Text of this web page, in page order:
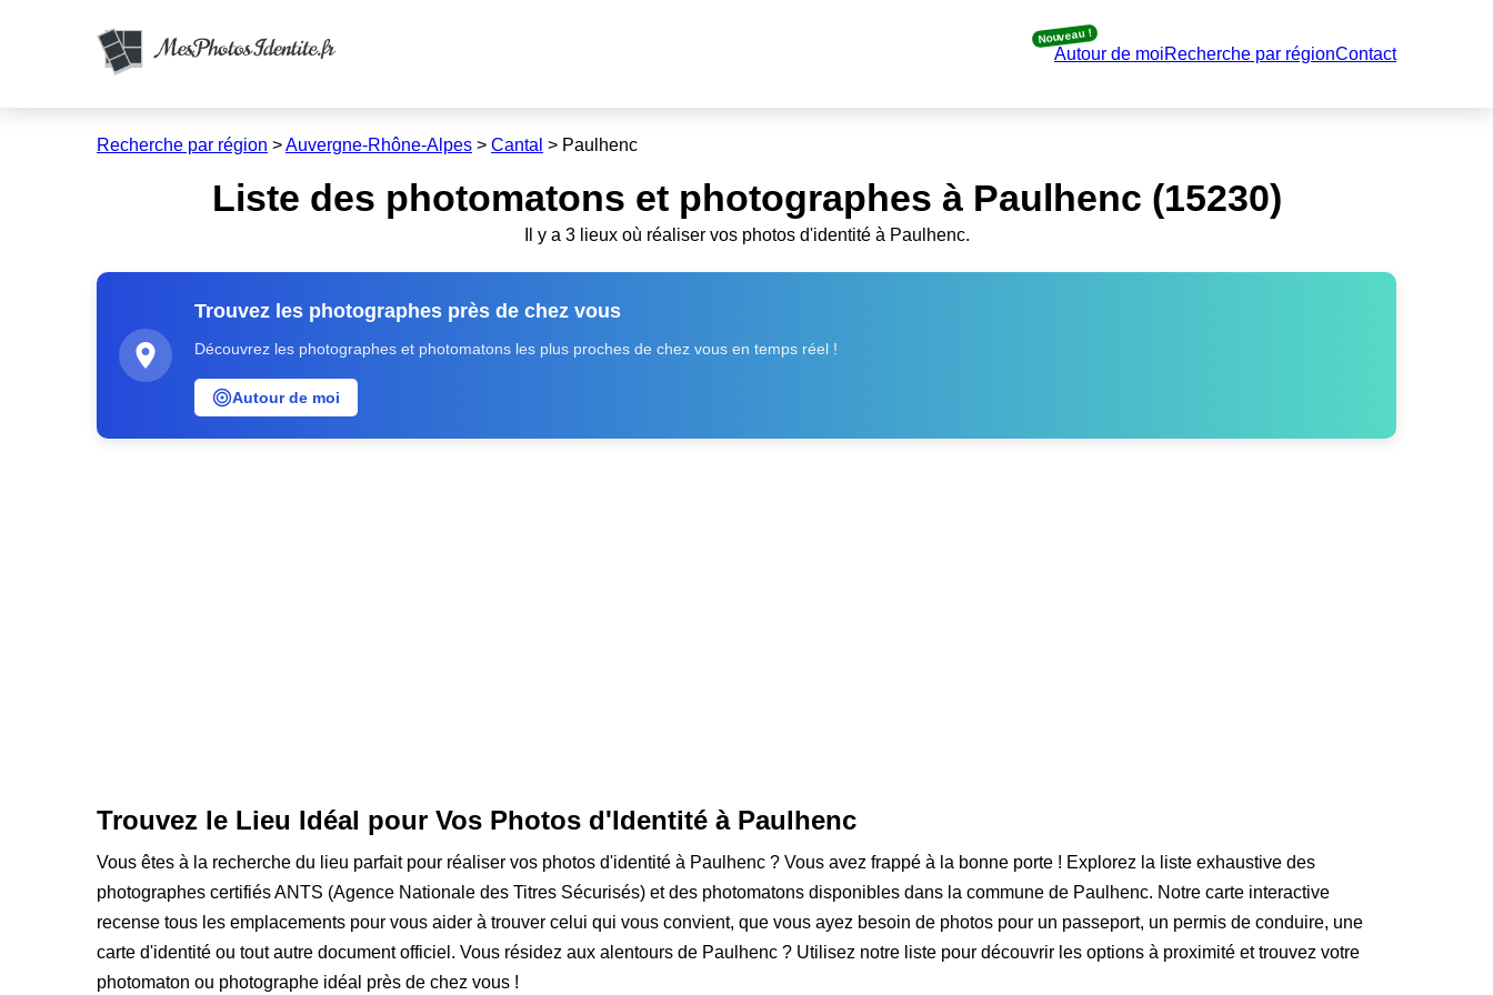
Autour de moi
Nouveau !
Recherche par régionContact
Recherche par région >Auvergne-Rhône-Alpes > Cantal > Paulhenc
Liste des photomatons et photographes à Paulhenc (15230)
Il y a 3 lieux où réaliser vos photos d'identité à Paulhenc.
Trouvez les photographes près de chez vous
Découvrez les photographes et photomatons les plus proches de chez vous en temps réel !
Autour de moi
Trouvez le Lieu Idéal pour Vos Photos d'Identité à Paulhenc
Vous êtes à la recherche du lieu parfait pour réaliser vos photos d'identité à Paulhenc ? Vous avez frappé à la bonne porte ! Explorez la liste exhaustive des
photographes certifiés ANTS (Agence Nationale des Titres Sécurisés) et des photomatons disponibles dans la commune de Paulhenc. Notre carte interactive
recense tous les emplacements pour vous aider à trouver celui qui vous convient, que vous ayez besoin de photos pour un passeport, un permis de conduire, une
carte d'identité ou tout autre document officiel. Vous résidez aux alentours de Paulhenc ? Utilisez notre liste pour découvrir les options à proximité et trouvez votre
photomaton ou photographe idéal près de chez vous !